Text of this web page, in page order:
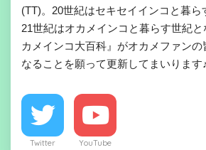
(TT)。20世紀はセキセイインコと暮ら
21世紀はオカメインコと暮らす世紀
カメインコ大百科』がオカメファンの
なることを願って更新してまいります♪
Twitter YouTube